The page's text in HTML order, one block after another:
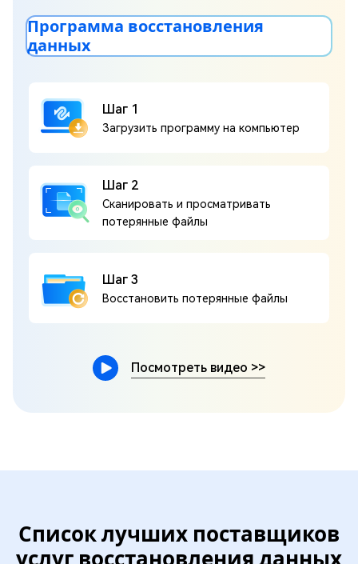
Программа восстановления
данных
Шаг 1
Загрузить программу на компьютер
Шаг 2
Сканировать и просматривать
потерянные файлы
Шаг 3
Восстановить потерянные файлы
Посмотреть видео >>
Список лучших поставщиков